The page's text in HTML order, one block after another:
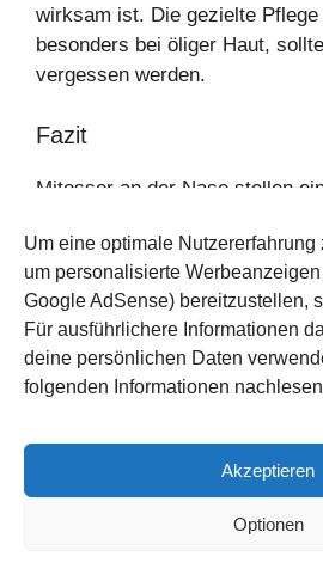
Um eine optimale Nutzererfahrung
um personalisierte
Google AdSense) bereitzustellen,
Für ausführlichere Informationen
deine persönlichen Daten
folgenden Informationen
Akzeptieren
Optionen
wirksam ist. Die gezielte Pflege
besonders bei öliger Haut,
vergessen werden.
Fazit
Mitesser an der Nase stellen
auch präventiv vermeidbar ist.
Nase zu entfernen, ist eine
sorgfältige Hautpflege von
Bedeutung. Die Nutzung von
Reinigungsprodukten, Peelings
Treatments kann wesentlich zur
oder Produkte mit
um ihre Haut effektiv zu reinigen.